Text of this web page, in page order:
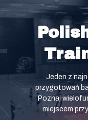
Jeden z
przygotowań
Poznaj
miejscem